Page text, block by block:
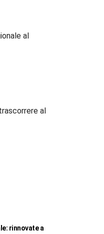
al
al
rinnovate a